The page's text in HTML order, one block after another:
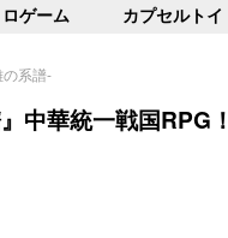
ゲーム カプセルトイ
の系譜-
中華統一戦国RPG